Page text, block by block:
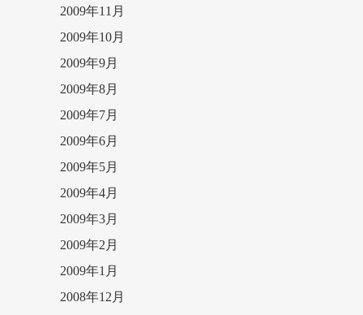
2009年11月
2009年10月
2009年9月
2009年8月
2009年7月
2009年6月
2009年5月
2009年4月
2009年3月
2009年2月
2009年1月
2008年12月